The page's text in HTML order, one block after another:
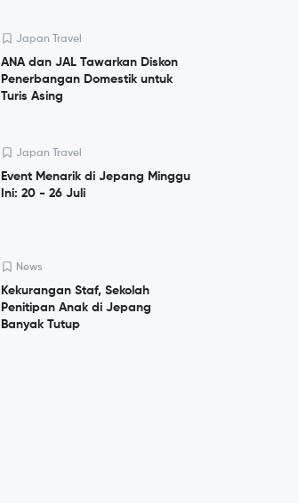
Japan Travel
ANA dan JAL Tawarkan Diskon
Penerbangan Domestik untuk
Turis Asing
Japan Travel
Event Menarik di Jepang Minggu
Ini: 20 - 26 Juli
News
Kekurangan Staf, Sekolah
Penitipan Anak di Jepang
Banyak Tutup